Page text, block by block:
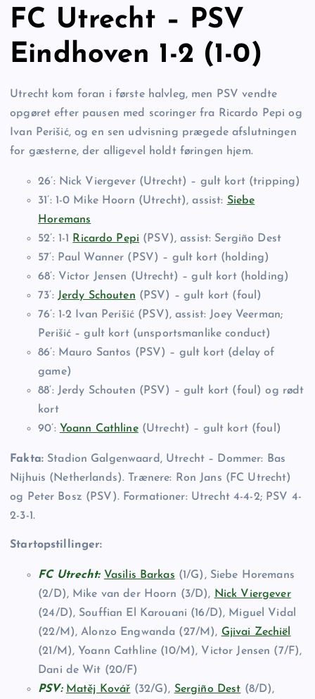
FC Utrecht – PSV
Eindhoven 1-2 (1-0)
Utrecht kom foran i første halvleg, men PSV vendte
opgøret efter pausen med scoringer fra Ricardo Pepi og
Ivan Perišić, og en sen udvisning prægede afslutningen
for gæsterne, der alligevel holdt føringen hjem.
26’: Nick Viergever (Utrecht) – gult kort (tripping)
31’: 1-0 Mike Hoorn (Utrecht), assist: Siebe
Horemans
52’: 1-1
Ricardo Pepi (PSV), assist: Sergiño Dest
57’: Paul Wanner (PSV) – gult kort (holding)
68’: Victor Jensen (Utrecht) – gult kort (holding)
73’: Jerdy Schouten (PSV) – gult kort (foul)
76’: 1-2 Ivan Perišić (PSV), assist: Joey Veerman;
Perišić – gult kort (unsportsmanlike conduct)
86’: Mauro Santos (PSV) – gult kort (delay of
game)
88’: Jerdy Schouten (PSV) – gult kort (foul) og rødt
kort
90’: Yoann Cathline(Utrecht) – gult kort (foul)
Fakta:Stadion Galgenwaard, Utrecht – Dommer: Bas
Nijhuis (Netherlands). Trænere: Ron Jans (FC Utrecht)
og Peter Bosz (PSV). Formationer: Utrecht 4-4-2; PSV 4-
2-3-1.
Startopstillinger:
FC Utrecht: Vasilis Barkas (1/G), Siebe Horemans
(2/D), Mike van der Hoorn (3/D), Nick Viergever
(24/D), Souffian El Karouani (16/D), Miguel Vidal
(22/M), Alonzo Engwanda (27/M), Gjivai Zechiël
(21/M), Yoann Cathline (10/M), Victor Jensen (7/F),
Dani de Wit (20/F)
PSV: Matěj Kovář (32/G), Sergiño Dest (8/D),